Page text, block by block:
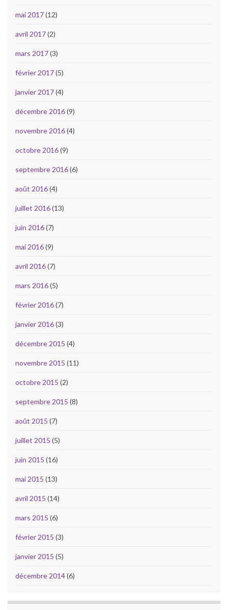
mai 2017(12)
avril 2017(2)
mars 2017(3)
février 2017(5)
janvier 2017(4)
décembre 2016(9)
novembre 2016(4)
octobre 2016(9)
septembre 2016(6)
août 2016(4)
juillet 2016(13)
juin 2016(7)
mai 2016(9)
avril 2016(7)
mars 2016(5)
février 2016(7)
janvier 2016(3)
décembre 2015 (4)
novembre 2015 (11)
octobre 2015 (2)
septembre 2015 (8)
août 2015 (7)
juillet 2015 (5)
juin 2015 (16)
mai 2015 (13)
avril 2015 (14)
mars 2015 (6)
février 2015 (3)
janvier 2015 (5)
décembre 2014(6)